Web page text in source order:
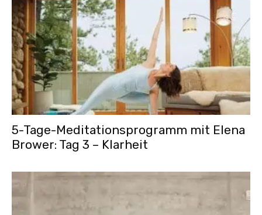
5-Tage-Meditationsprogramm mit Elena
Brower: Tag 3 – Klarheit